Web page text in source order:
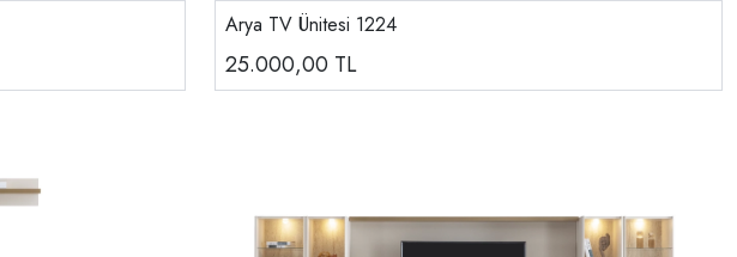
Arya TV Ünitesi 1224
25.000,00 TL